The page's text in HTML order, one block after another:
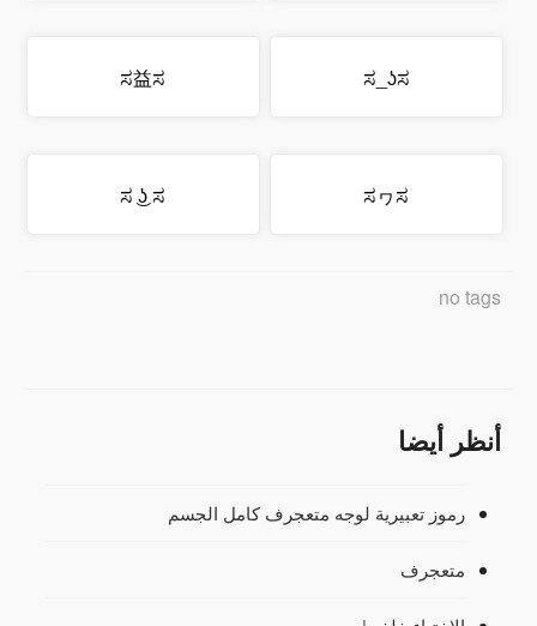
ಸ_ʖಸ
ಸ益ಸ
ಸヮಸ
ಸ ͜ʖ ಸ
no tags
أنظر أيضا
رموز تعبيرية لوجه متعجرف كامل الجسم
متعجرف